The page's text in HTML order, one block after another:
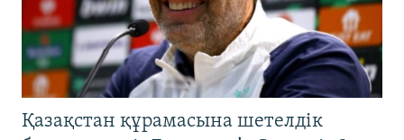
Қазақстан құрамасына шетелдік